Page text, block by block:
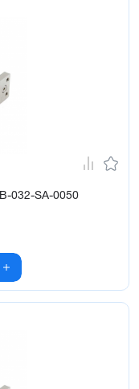
032-SA-0050